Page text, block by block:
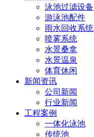
泳池过滤设备
游泳池配件
雨水回收系统
喷雾系统
水景桑拿
水景温泉
体育休闲
新闻资讯
公司新闻
行业新闻
工程案例
一体化泳池
传统池